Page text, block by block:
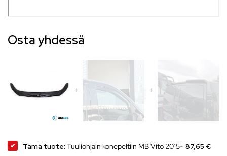
Osta yhdessä
Tämä tuote: Tuuliohjain konepeltiin MB Vito 2015- 87,65 €